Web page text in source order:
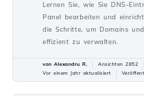
Lernen Sie, wie Sie DNS-
Panel bearbeiten und
die Schritte, um Domains
effizient zu verwalten.
von Alexandru R.
Ansichten 2852
Vor einem Jahr aktualisiert